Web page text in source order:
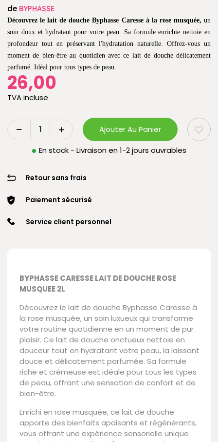
de BYPHASSE
Découvrez le lait de douche Byphasse Caresse à la rose musquée, un
soin doux et hydratant pour votre peau. Sa formule enrichie nettoie en
profondeur tout en préservant l'hydratation naturelle. Offrez-vous un
moment de bien-être au quotidien avec ce lait de douche délicatement
parfumé. Idéal pour tous types de peau.
26,00
TVA incluse
Ajouter Au Panier
En stock - Livraison en 1-2 jours ouvrables
Retour sans frais
Paiement sécurisé
Service client personnel
BYPHASSE CARESSE LAIT DE DOUCHE ROSE
MUSQUEE 2L
Découvrez le lait de douche Byphasse Caresse à
la rose musquée, un soin luxueux qui transforme
votre routine quotidienne en un moment de pur
plaisir. Ce lait de douche onctueux nettoie en
douceur tout en hydratant votre peau, la laissant
douce et délicatement parfumée. Sa formule
riche et crémeuse est idéale pour tous les types
de peau, offrant une sensation de confort et de
bien-être.
Enrichi en rose musquée, ce lait de douche
apporte des bienfaits apaisants et régénérants,
vous offrant une expérience sensorielle unique